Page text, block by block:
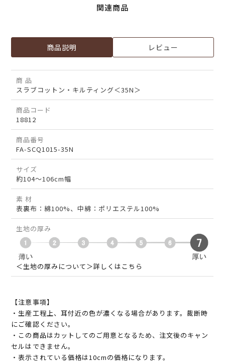
関連商品
商品説明 レビュー
商 品
スラブコットン・キルティング＜35N＞
商品コード
18812
商品番号
FA-SCQ1015-35N
サイズ
約104～106cm幅
素 材
表裏布：綿100%、中綿：ポリエステル100%
生地の厚み
＜生地の厚みについて＞詳しくはこちら
【注意事項】
・生産工程上、耳付近の色が濃くなる場合があります。裁断時
にご確認ください。
・この商品はカットしてのご用意となるため、注文後のキャン
セルはできません。
・表示されている価格は10cmの価格になります。